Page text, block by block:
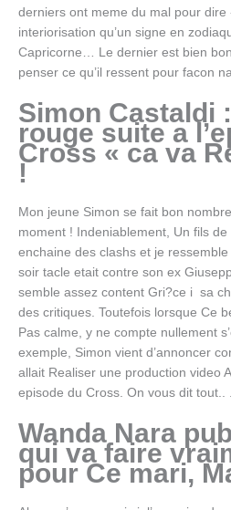
derniers ont meme du mal pour dire
interiorisation qu’un signe en
Capricorne… Le dernier est bien
penser ce qu’il ressent pour facon
Simon Castaldi
rouge suite a
Cross « ca va
!
Mon jeune Simon se fait bon
moment ! Indeniablement, Un fils de
enchaine des clashs et je
soir tacle etait contre son ex
semble assez content Gri?ce i sa
des critiques. Toutefois lorsque Ce
Pas calme, y ne compte nullement
exemple, Simon vient d’annoncer
allait Realiser une production video
episode du Cross. On vous dit tout.. .
Wanda Nara
qui va faire
pour Ce mari,